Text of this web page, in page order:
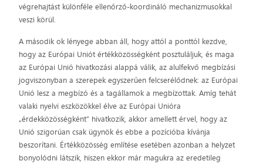
végrehajtást különféle ellenőrző-koordináló mechanizmusokkal
veszi körül.
A második ok lényege abban áll, hogy attól a ponttól kezdve,
hogy az Európai Uniót értékközösségként posztuláljuk, és maga
az Európai Unió hivatkozási alappá válik, az alulfekvő megbízási
jogviszonyban a szerepek egyszerűen felcserélődnek: az Európai
Unió lesz a megbízó és a tagállamok a megbízottak. Amíg tehát
valaki nyelvi eszközökkel élve az Európai Unióra
„érdekközösségként” hivatkozik, akkor amellett érvel, hogy az
Unió szigorúan csak ügynök és ebbe a pozícióba kívánja
beszorítani. Értékközösség említése esetében azonban a helyzet
bonyolódni látszik, hiszen ekkor már magukra az eredetileg